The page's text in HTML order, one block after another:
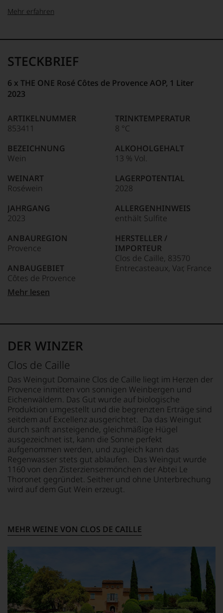
95–98 Punkte:
90–94 Punkte:
85–89 Punkte:
Unter 85 Punkte:
Name
Tesdorpf
für
»Fine
die
edlen
der
Welt,
kaum
ein
Das
dokumentieren
auch
und
gerade
mit
Bewertungen
und
Medaillen
in
unseren
Aussendungen
oder
in
unserem
Webshop,
um
zu
unterstreichen,
auf
welch
hohem
Niveau
sich
unsere
Weinselektion
genügt
uns
nicht
mehr.
Wir
haben
festgestellt,
dass
manch
Mehr erfahren
STECKBRIEF
6 x THE ONE Rosé Côtes de Provence AOP, 1 Liter
2023
ARTIKELNUMMER
853411
BEZEICHNUNG
Wein
WEINART
Roséwein
JAHRGANG
2023
ANBAUREGION
Provence
ANBAUGEBIET
Côtes de Provence
APPELLATION
REBSORTEN
Carignan
Grenache
Mourvedre
Rolle
Semillón
Syrah
TRINKTEMPERATUR
8 °C
ALKOHOLGEHALT
13 % Vol.
LAGERPOTENTIAL
2028
ALLERGENHINWEIS
enthält Sulfite
HERSTELLER /
IMPORTEUR
Clos de Caille, 83570
Entrecasteaux, Var, France
1 L
Mehr lesen
DER WINZER
Clos de Caille
Das Weingut Domaine Clos de Caille liegt im Herzen der
Provence inmitten von sonnigen Weinbergen und
Eichenwäldern. Das Gut wurde auf biologische
Produktion umgestellt und die begrenzten Erträge sind
seitdem auf Excellenz ausgerichtet. Da das Weingut
durch sanft ansteigende, gleichmäßige Hügel
ausgezeichnet ist, kann die Sonne perfekt
aufgenommen werden, und zugleich kann das
Regenwasser stets gut ablaufen. Das Weingut wurde
1160 von den Zisterziensermönchen der Abtei Le
Thoronet gegründet. Seither und ohne Unterbrechung
wird auf dem Gut Wein erzeugt.
MEHR WEINE VON CLOS DE CAILLE